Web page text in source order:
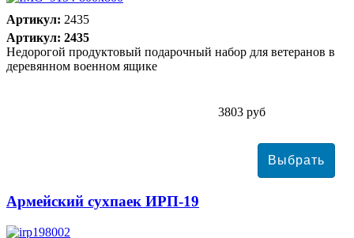
Артикул: 2435
Артикул: 2435
Недорогой продуктовый подарочный набор для ветеранов в
деревянном военном ящике
3803 руб
Армейский сухпаек ИРП-19